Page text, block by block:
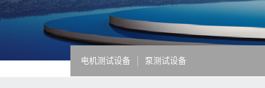
电机测试设备 泵测试设备